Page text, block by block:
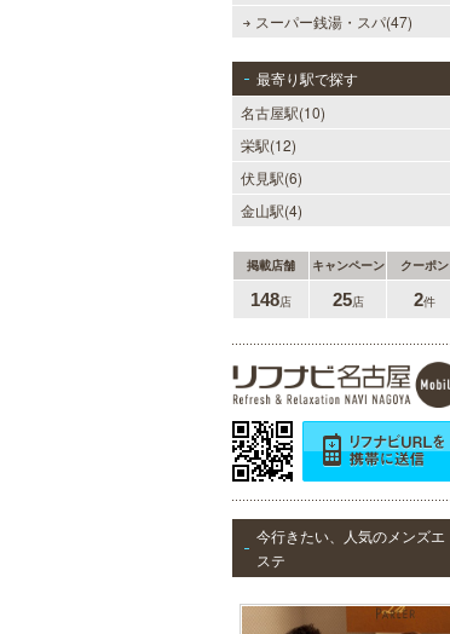
スーパー銭湯・スパ(47)
最寄り駅で探す
名古屋駅(10)
栄駅(12)
伏見駅(6)
金山駅(4)
掲載店舗 キャンペーン クーポン
148店 25店 2件
今行きたい、人気のメンズエ
ステ